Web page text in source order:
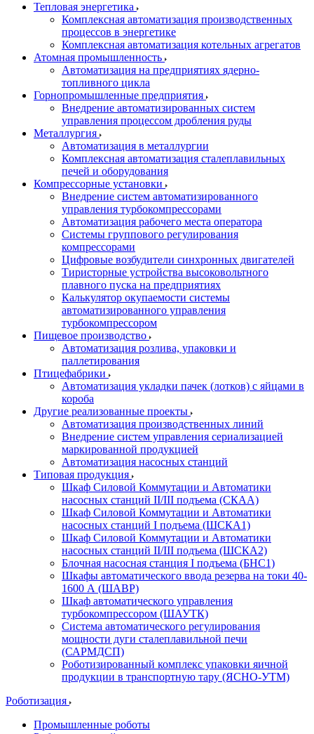
Тепловая энергетика
Комплексная автоматизация производственных
процессов в энергетике
Комплексная автоматизация котельных агрегатов
Атомная промышленность
Автоматизация на предприятиях ядерно-
топливного цикла
Горнопромышленные предприятия
Внедрение автоматизированных систем
управления процессом дробления руды
Металлургия
Автоматизация в металлургии
Комплексная автоматизация сталеплавильных
печей и оборудования
Компрессорные установки
Внедрение систем автоматизированного
управления турбокомпрессорами
Автоматизация рабочего места оператора
Системы группового регулирования
компрессорами
Цифровые возбудители синхронных двигателей
Тиристорные устройства высоковольтного
плавного пуска на предприятиях
Калькулятор окупаемости системы
автоматизированного управления
турбокомпрессором
Пищевое производство
Автоматизация розлива, упаковки и
паллетирования
Птицефабрики
Автоматизация укладки пачек (лотков) с яйцами в
короба
Другие реализованные проекты
Автоматизация производственных линий
Внедрение систем управления сериализацией
маркированной продукцией
Автоматизация насосных станций
Типовая продукция
Шкаф Силовой Коммутации и Автоматики
насосных станций II/III подъема (СКАА)
Шкаф Силовой Коммутации и Автоматики
насосных станций I подъема (ШСКА1)
Шкаф Силовой Коммутации и Автоматики
насосных станций II/III подъема (ШСКА2)
Блочная насосная станция I подъема (БНС1)
Шкафы автоматического ввода резерва на токи 40-
1600 А (ШАВР)
Шкаф автоматического управления
турбокомпрессором (ШАУТК)
Система автоматического регулирования
мощности дуги сталеплавильной печи
(САРМДСП)
Роботизированный комплекс упаковки яичной
продукции в транспортную тару (ЯСНО-УТМ)
Роботизация
Промышленные роботы